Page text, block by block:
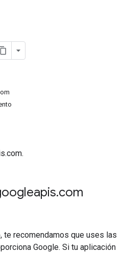
.com
te recomendamos que uses las
Google. Si tu aplicación